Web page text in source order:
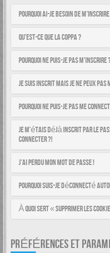
Pourquoi ai-je besoin de
Qu’est-ce que la COPPA ?
Pourquoi ne puis-je pas m’inscrire
Je suis inscrit mais je ne peux pas
Pourquoi ne puis-je pas me
Je m’étais déjà inscrit par le
connecter ?!
J’ai perdu mon mot de passe !
Pourquoi suis-je déconnecté
À quoi sert « Supprimer les
PRÉFÉRENCES ET